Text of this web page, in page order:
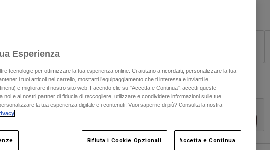
Colore -
selezionato
Esperienza
tecnologie per ottimizzare la tua esperienza online. Ci aiutano a ricordarti, personalizzare la tua
i tuoi articoli nel carrello, mostrarti l’equipaggiamento che ti interessa e inviarti le
e migliorare il nostro sito web. Facendo clic su "Accetta e Continua", accetti queste
noi e ai nostri partner di fiducia di raccogliere, utilizzare e condividere informazioni sulle tue
la tua esperienza digitale e i contenuti. Vuoi saperne di più? Consulta la nostra
.
Rifiuta i Cookie Opzionali Accetta e Continua